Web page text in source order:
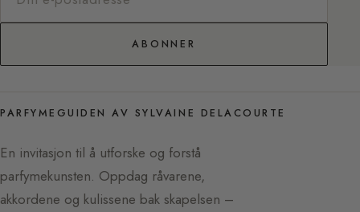
ABONNER
PARFYMEGUIDEN AV SYLVAINE DELACOURTE
En invitasjon til å utforske og forstå
parfymekunsten. Oppdag råvarene,
akkordene og kulissene bak skapelsen –